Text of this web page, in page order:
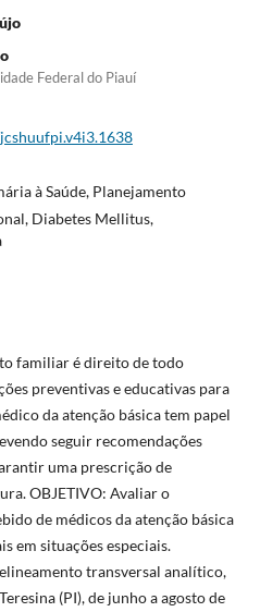
Federal do Piauí
à Saúde, Planejamento
Diabetes Mellitus,
familiar é direito de todo
preventivas e educativas para
da atenção básica tem papel
seguir recomendações
uma prescrição de
OBJETIVO: Avaliar o
de médicos da atenção básica
em situações especiais.
transversal analítico,
(PI), de junho a agosto de